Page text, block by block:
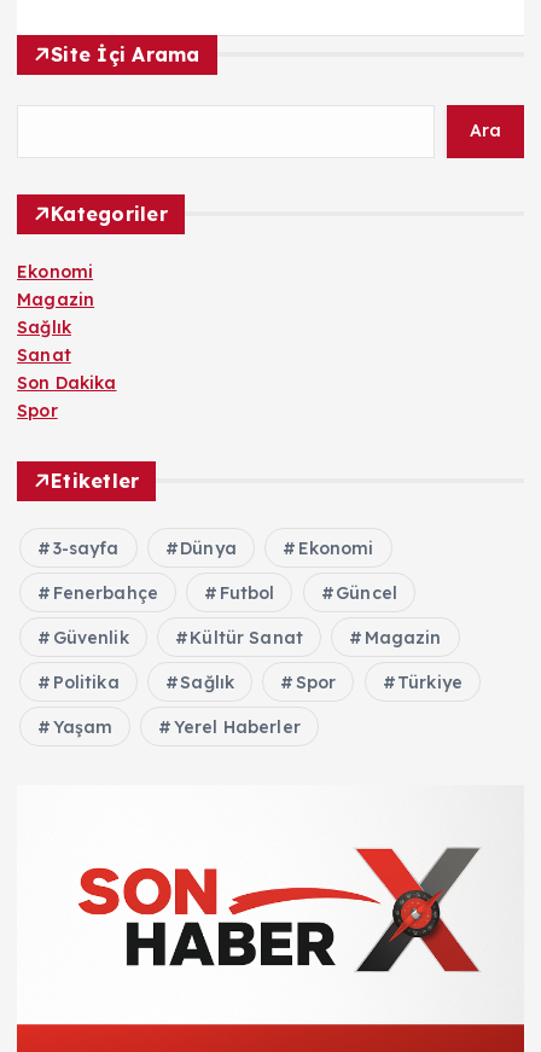
Site İçi Arama
Ara
Kategoriler
Ekonomi
Magazin
Sağlık
Sanat
Son Dakika
Spor
Etiketler
3-sayfa Dünya Ekonomi
Fenerbahçe Futbol Güncel
Güvenlik Kültür Sanat Magazin
Politika Sağlık Spor Türkiye
Yaşam Yerel Haberler